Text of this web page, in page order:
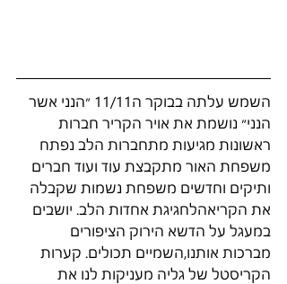
השמש עלתה בבוקר ה11/11 ״הנני אשר
הנני״ נושמת את אויר הקריר חברות
ראשונות מגיעות מתחברות הלב נפתח
משפחת האור מתקבצת עוד ועוד חברים
ותיקים וחדשים משפחת נשמות שקבלה
את הקריאהלחגיגת אחדות הלב. יושבים
במעגל על הדשא הירוק הציפורים
מברכות אותנו,השמיים תכולים. קערות
הקריסטל של גליה מעניקות לנו את